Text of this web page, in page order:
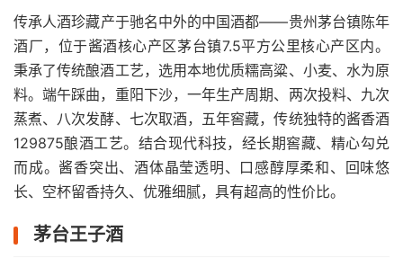
传承人酒珍藏产于驰名中外的中国酒都——贵州茅台镇陈年
酒厂，位于酱酒核心产区茅台镇7.5平方公里核心产区内。
秉承了传统酿酒工艺，选用本地优质糯高粱、小麦、水为原
料。端午踩曲，重阳下沙，一年生产周期、两次投料、九次
蒸煮、八次发酵、七次取酒，五年窖藏，传统独特的酱香酒
129875酿酒工艺。结合现代科技，经长期窖藏、精心勾兑
而成。酱香突出、酒体晶莹透明、口感醇厚柔和、回味悠
长、空杯留香持久、优雅细腻，具有超高的性价比。
茅台王子酒